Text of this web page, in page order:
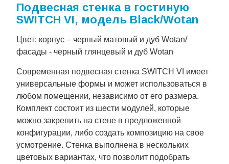
Подвесная стенка в гостиную
SWITCH VI, модель Black/Wotan
Цвет: корпус – черный матовый и дуб Wotan/
фасады - черный глянцевый и дуб Wotan
Современная подвесная стенка SWITCH VI имеет
универсальные формы и может использоваться в
любом помещении, независимо от его размера.
Комплект состоит из шести модулей, которые
можно закрепить на стене в предложенной
конфигурации, либо создать композицию на свое
усмотрение. Стенка выполнена в нескольких
цветовых вариантах, что позволит подобрать